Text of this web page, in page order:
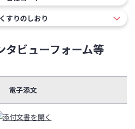
くすりのしおり
タビューフォーム等
電子添文